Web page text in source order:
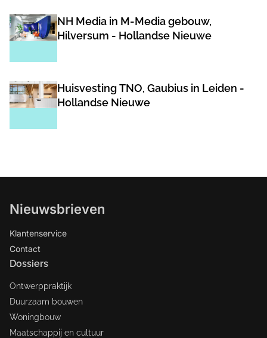
NH Media in M-Media gebouw,
Hilversum - Hollandse Nieuwe
Huisvesting TNO, Gaubius in Leiden -
Hollandse Nieuwe
Nieuwsbrieven
Klantenservice
Contact
Dossiers
Ontwerppraktijk
Duurzaam bouwen
Woningbouw
Maatschappij en cultuur